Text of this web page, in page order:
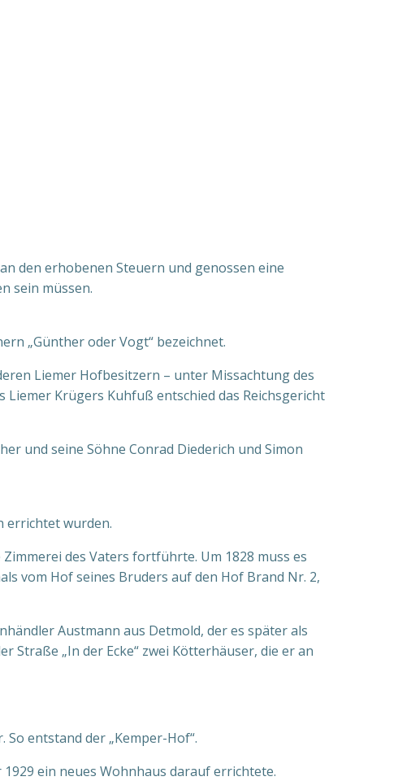
den erhobenen Steuern und genossen eine
sein müssen.
„Günther oder Vogt“ bezeichnet.
Liemer Hofbesitzern – unter Missachtung des
Krügers Kuhfuß entschied das Reichsgericht
und seine Söhne Conrad Diederich und Simon
errichtet wurden.
des Vaters fortführte. Um 1828 muss es
vom Hof seines Bruders auf den Hof Brand Nr. 2,
Austmann aus Detmold, der es später als
„In der Ecke“ zwei Kötterhäuser, die er an
entstand der „Kemper-Hof“.
ein neues Wohnhaus darauf errichtete.